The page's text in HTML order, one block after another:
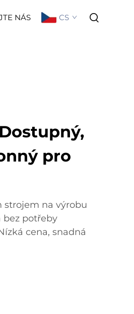
NÁS CS
pro
strojem na výrobu
bez potřeby
cena, snadná